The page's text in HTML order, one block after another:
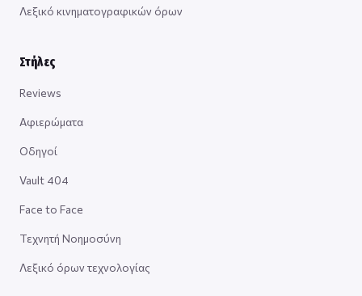
Λεξικό κινηματογραφικών όρων
Στήλες
Reviews
Αφιερώματα
Οδηγοί
Vault 404
Face to Face
Τεχνητή Νοημοσύνη
Λεξικό όρων τεχνολογίας